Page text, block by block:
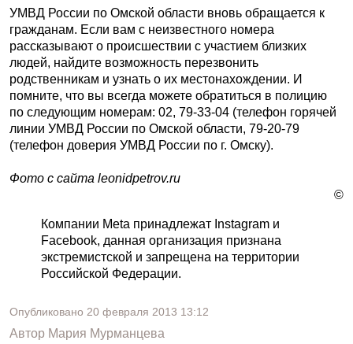
УМВД России по Омской области вновь обращается к
гражданам. Если вам с неизвестного номера
рассказывают о происшествии с участием близких
людей, найдите возможность перезвонить
родственникам и узнать о их местонахождении. И
помните, что вы всегда можете обратиться в полицию
по следующим номерам: 02, 79-33-04 (телефон горячей
линии УМВД России по Омской области, 79-20-79
(телефон доверия УМВД России по г. Омску).
Фото с сайта leonidpetrov.ru
©
Компании Meta принадлежат Instagram и
Facebook, данная организация признана
экстремистской и запрещена на территории
Российской Федерации.
Опубликовано 20 февраля 2013 13:12
Автор Мария Мурманцева